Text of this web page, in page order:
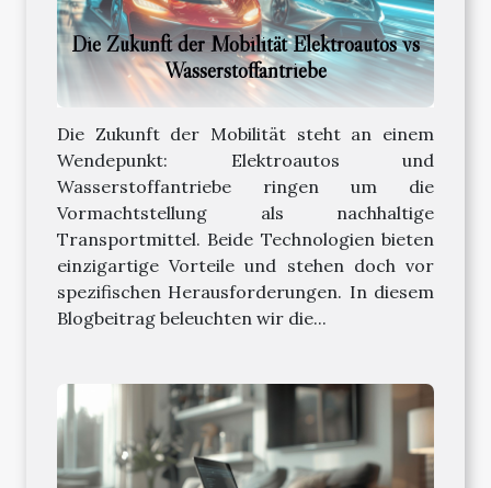
Die Zukunft der Mobilität Elektroautos vs
Wasserstoffantriebe
Die Zukunft der Mobilität steht an einem
Wendepunkt: Elektroautos und
Wasserstoffantriebe ringen um die
Vormachtstellung als nachhaltige
Transportmittel. Beide Technologien bieten
einzigartige Vorteile und stehen doch vor
spezifischen Herausforderungen. In diesem
Blogbeitrag beleuchten wir die...